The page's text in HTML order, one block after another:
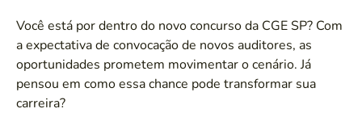
Você está por dentro do novo concurso da CGE SP? Com
a expectativa de convocação de novos auditores, as
oportunidades prometem movimentar o cenário. Já
pensou em como essa chance pode transformar sua
carreira?